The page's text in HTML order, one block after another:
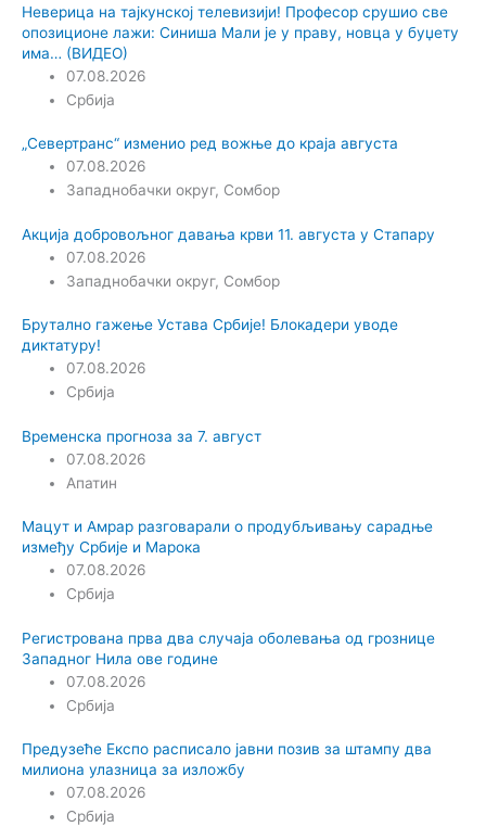
Неверица на тајкунској телевизији! Професор срушио све
опозиционе лажи: Синиша Мали је у праву, новца у буџету
има… (ВИДЕО)
07.08.2026
Србија
„Севертранс“ изменио ред вожње до краја августа
07.08.2026
Западнобачки округ, Сомбор
Акција добровољног давања крви 11. августа у Стапару
07.08.2026
Западнобачки округ, Сомбор
Брутално гажење Устава Србије! Блокадери уводе
диктатуру!
07.08.2026
Србија
Временска прогноза за 7. август
07.08.2026
Апатин
Мацут и Амрар разговарали о продубљивању сарадње
између Србије и Марока
07.08.2026
Србија
Регистрована прва два случаја оболевања од грознице
Западног Нила ове године
07.08.2026
Србија
Предузеће Експо расписало јавни позив за штампу два
милиона улазница за изложбу
07.08.2026
Србија